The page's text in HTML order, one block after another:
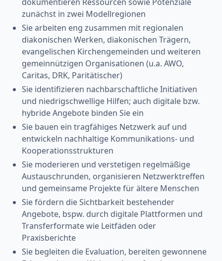
zunächst in zwei Modellregionen
Sie arbeiten eng zusammen mit regionalen
diakonischen Werken, diakonischen Trägern,
evangelischen Kirchengemeinden und weiteren
gemeinnützigen Organisationen (u.a. AWO,
Caritas, DRK, Paritätischer)
Sie identifizieren nachbarschaftliche Initiativen
und niedrigschwellige Hilfen; auch digitale bzw.
hybride Angebote binden Sie ein
Sie bauen ein tragfähiges Netzwerk auf und
entwickeln nachhaltige Kommunikations- und
Kooperationsstrukturen
Sie moderieren und verstetigen regelmäßige
Austauschrunden, organisieren Netzwerktreffen
und gemeinsame Projekte für ältere Menschen
Sie fördern die Sichtbarkeit bestehender
Angebote, bspw. durch digitale Plattformen und
Transferformate wie Leitfäden oder
Praxisberichte
Sie begleiten die Evaluation, bereiten gewonnene